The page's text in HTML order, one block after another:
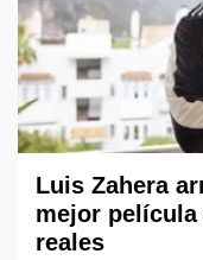
Luis Zahera
mejor película
reales